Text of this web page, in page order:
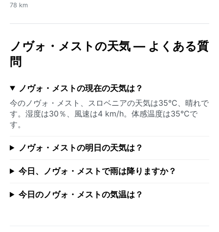
78 km
ノヴォ・メストの天気 — よくある質
問
ノヴォ・メストの現在の天気は？
今のノヴォ・メスト、スロベニアの天気は35°C、晴れで
す。湿度は30％、風速は4 km/h。体感温度は35°Cで
す。
ノヴォ・メストの明日の天気は？
今日、ノヴォ・メストで雨は降りますか？
今日のノヴォ・メストの気温は？